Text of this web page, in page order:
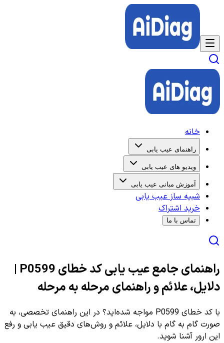
خانه
راهنمای عیب یابی
ویدیو های عیب یابی
آموزش مبانی عیب یابی
شبیه ساز عیب یابی
خرید اشتراک
تماس با ما
راهنمای جامع عیب یابی کد خطای P0599 |
دلایل، علائم و راهنمای مرحله به مرحله
با کد خطای P0599 مواجه شده‌اید؟ در این راهنمای تخصصی، به
صورت گام به گام با دلایل، علائم و روش‌های دقیق عیب یابی و رفع
این ارور آشنا شوید.